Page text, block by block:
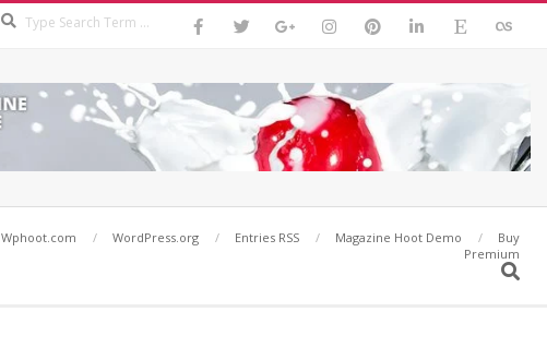
Wphoot.com WordPress.org Entries RSS Magazine Hoot Demo
Buy
Premium
Search